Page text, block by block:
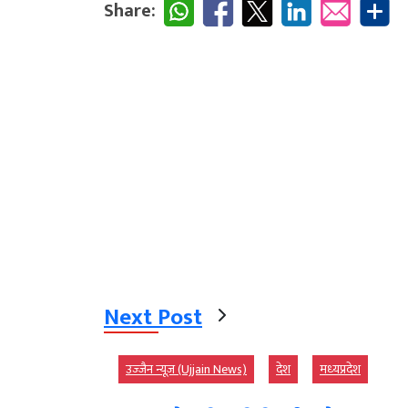
Share:
Next Post
उज्‍जैन न्यूज़ (Ujjain News) देश मध्‍यप्रदेश